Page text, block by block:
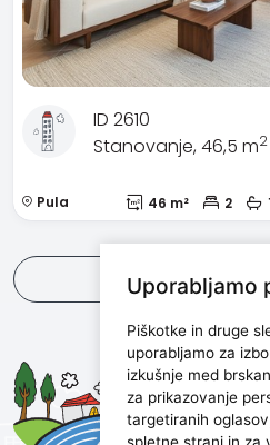
Uporabljamo
Piškotke in druge
uporabljamo za
izkušnje med
za prikazovanje
targetiranih
ID 2610
Stanovanje, 46,5 m2
Pula 46 m² 2
Poglej
Maris
Marijanijeva
info@maris.hr